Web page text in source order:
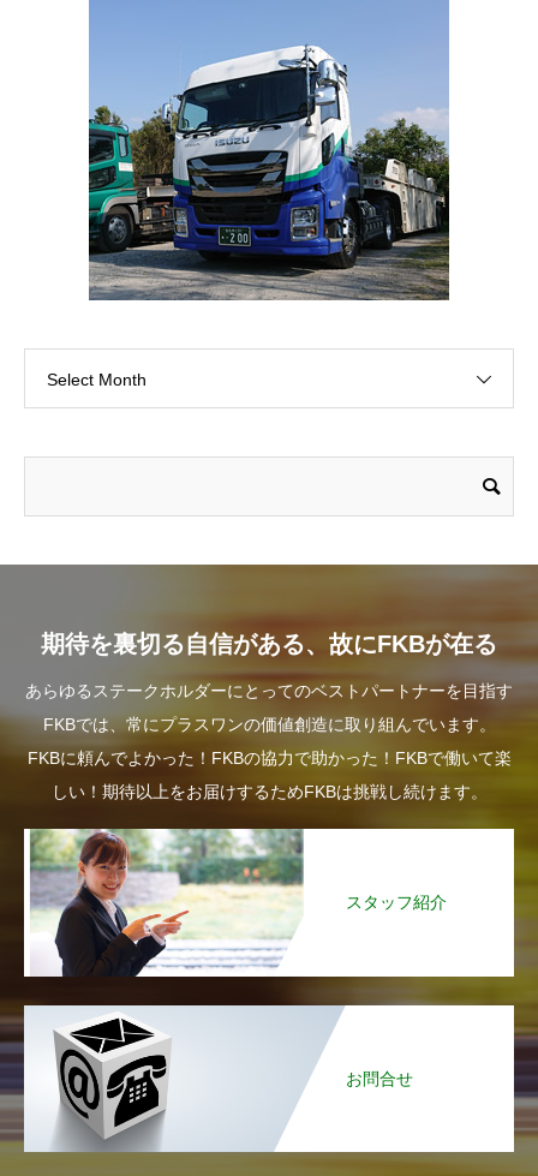
Select Month
期待を裏切る自信がある、故にFKBが在る
あらゆるステークホルダーにとってのベストパートナーを目指す
FKBでは、常にプラスワンの価値創造に取り組んでいます。
FKBに頼んでよかった！FKBの協力で助かった！FKBで働いて楽
しい！期待以上をお届けするためFKBは挑戦し続けます。
スタッフ紹介
お問合せ